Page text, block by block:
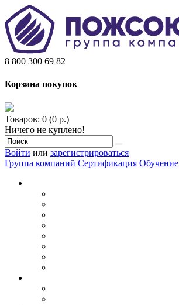
8 800 300 69 82
Корзина покупок
Товаров: 0 (0 р.)
Ничего не куплено!
Войти или зарегистрироваться
Группа компаний Сертификация Обучение